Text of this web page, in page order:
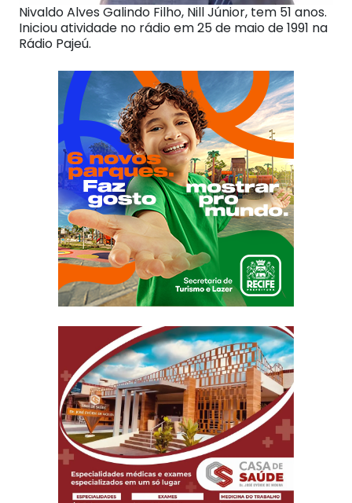
Nivaldo Alves Galindo Filho, Nill Júnior, tem 51 anos.
Iniciou atividade no rádio em 25 de maio de 1991 na
Rádio Pajeú.